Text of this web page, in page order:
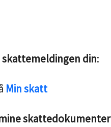
din:
Min skatt
skattedokumenter